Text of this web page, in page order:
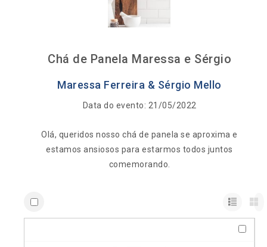
Chá de Panela Maressa e Sérgio
Maressa Ferreira & Sérgio Mello
Data do evento: 21/05/2022
Olá, queridos nosso chá de panela se aproxima e
estamos ansiosos para estarmos todos juntos
comemorando.